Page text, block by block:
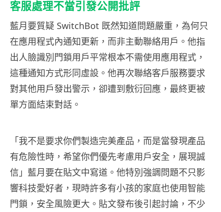
客服處理不當引發公開批評
藍月要質疑 SwitchBot 既然知道問題嚴重，為何只
在應用程式內通知更新，而非主動聯絡用戶。他指
出人臉識別門鎖用戶平常根本不需使用應用程式，
這種通知方式形同虛設。他再次聯絡客戶服務要求
對其他用戶發出警示，卻遭到敷衍回應，最終更被
單方面結束對話。
「我不是要求你們製造完美產品，而是當發現產品
有危險性時，希望你們優先考慮用戶安全，展現誠
信」藍月要在貼文中寫道。他特別強調問題不只影
響科技愛好者，現時許多有小孩的家庭也使用智能
門鎖，安全風險更大。貼文發布後引起討論，不少